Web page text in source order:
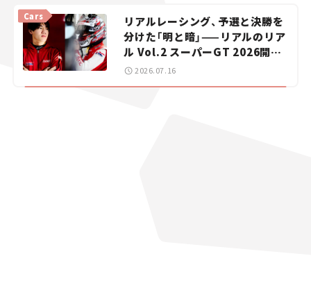
リアルレーシング、予選と決勝を
分けた「明と暗」——リアルのリア
ル Vol.2 スーパーGT 2026開幕
戦 岡山国際サーキット
Cars
2026.07.16